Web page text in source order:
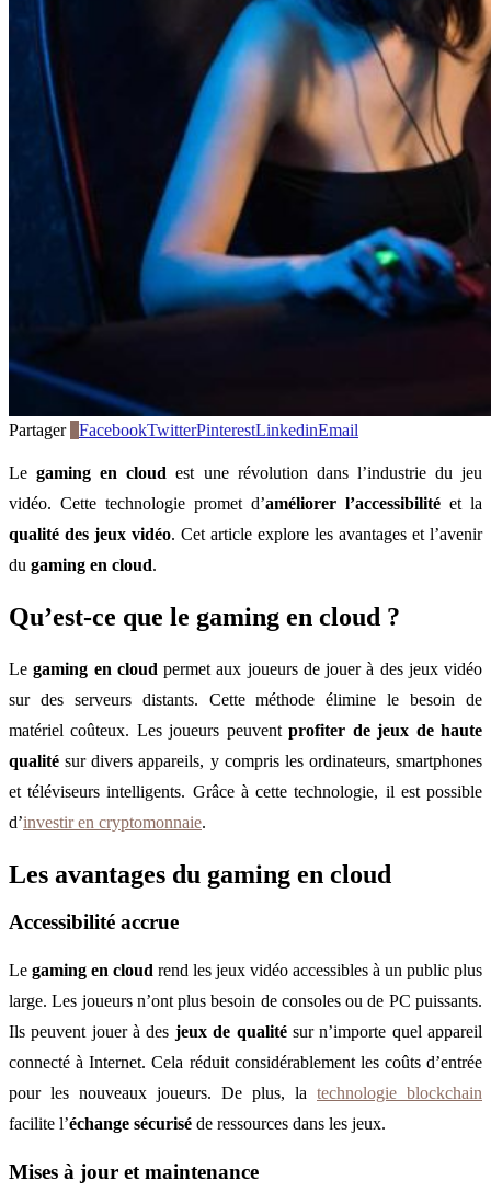
Partager FacebookTwitterPinterestLinkedinEmail
Legaming en cloud est une révolution dans l’industrie du jeu
vidéo. Cette technologie promet d’améliorer l’accessibilité et la
qualité des jeux vidéo. Cet article explore les avantages et l’avenir
du gaming en cloud.
Qu’est-ce que le gaming en cloud ?
Legaming en cloud permet aux joueurs de jouer à des jeux vidéo
sur des serveurs distants. Cette méthode élimine le besoin de
matériel coûteux. Les joueurs peuventprofiter de jeux de haute
qualité sur divers appareils, y compris les ordinateurs, smartphones
et téléviseurs intelligents. Grâce à cette technologie, il est possible
d’investir en cryptomonnaie.
Les avantages du gaming en cloud
Accessibilité accrue
Le gaming en cloud rend les jeux vidéo accessibles à un public plus
large. Les joueurs n’ont plus besoin de consoles ou de PC puissants.
Ils peuvent jouer à des jeux de qualitésur n’importe quel appareil
connecté à Internet. Cela réduit considérablement les coûts d’entrée
pour les nouveaux joueurs. De plus, la technologie blockchain
facilite l’échange sécurisé de ressources dans les jeux.
Mises à jour et maintenance